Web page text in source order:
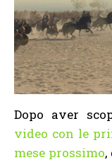
Dopo aver
video con le
mese prossimo